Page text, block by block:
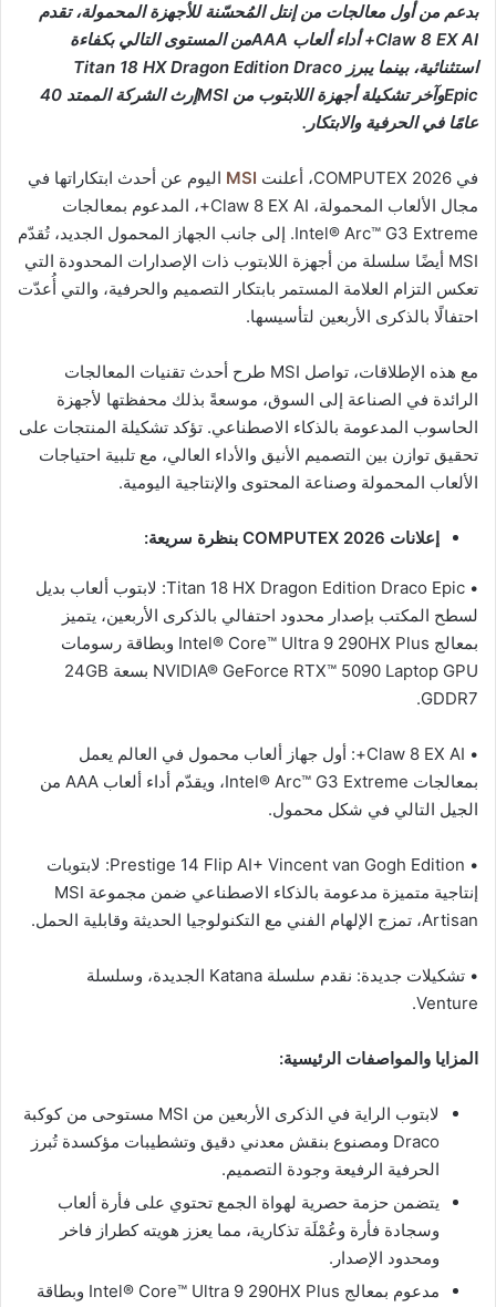
بدعم من أول معالجات من إنتل المُحسّنة للأجهزة المحمولة، تقدم
Claw 8 EX AI+ أداء ألعاب AAAمن المستوى التالي بكفاءة
استثنائية، بينما يبرز Titan 18 HX Dragon Edition Draco
Epicوآخر تشكيلة أجهزة اللابتوب من MSIإرث الشركة الممتد 40
عامًا في الحرفية والابتكار.
في COMPUTEX 2026، أعلنت MSI اليوم عن أحدث ابتكاراتها في
مجال الألعاب المحمولة، Claw 8 EX AI+، المدعوم بمعالجات
Intel® Arc™ G3 Extreme. إلى جانب الجهاز المحمول الجديد، تُقدّم
MSI أيضًا سلسلة من أجهزة اللابتوب ذات الإصدارات المحدودة التي
تعكس التزام العلامة المستمر بابتكار التصميم والحرفية، والتي أُعدّت
احتفالًا بالذكرى الأربعين لتأسيسها.
مع هذه الإطلاقات، تواصل MSI طرح أحدث تقنيات المعالجات
الرائدة في الصناعة إلى السوق، موسعةً بذلك محفظتها لأجهزة
الحاسوب المدعومة بالذكاء الاصطناعي. تؤكد تشكيلة المنتجات على
تحقيق توازن بين التصميم الأنيق والأداء العالي، مع تلبية احتياجات
الألعاب المحمولة وصناعة المحتوى والإنتاجية اليومية.
إعلانات COMPUTEX 2026 بنظرة سريعة:
• Titan 18 HX Dragon Edition Draco Epic: لابتوب ألعاب بديل
لسطح المكتب بإصدار محدود احتفالي بالذكرى الأربعين، يتميز
بمعالج Intel® Core™ Ultra 9 290HX Plus وبطاقة رسومات
NVIDIA® GeForce RTX™ 5090 Laptop GPU بسعة 24GB
GDDR7.
• Claw 8 EX AI+: أول جهاز ألعاب محمول في العالم يعمل
بمعالجات Intel® Arc™ G3 Extreme، ويقدّم أداء ألعاب AAA من
الجيل التالي في شكل محمول.
• Prestige 14 Flip AI+ Vincent van Gogh Edition: لابتوبات
إنتاجية متميزة مدعومة بالذكاء الاصطناعي ضمن مجموعة MSI
Artisan، تمزج الإلهام الفني مع التكنولوجيا الحديثة وقابلية الحمل.
• تشكيلات جديدة: نقدم سلسلة Katana الجديدة، وسلسلة
Venture.
المزايا والمواصفات الرئيسية:
لابتوب الراية في الذكرى الأربعين من MSI مستوحى من كوكبة
Draco ومصنوع بنقش معدني دقيق وتشطيبات مؤكسدة تُبرز
الحرفية الرفيعة وجودة التصميم.
يتضمن حزمة حصرية لهواة الجمع تحتوي على فأرة ألعاب
وسجادة فأرة وعُمْلَة تذكارية، مما يعزز هويته كطراز فاخر
ومحدود الإصدار.
مدعوم بمعالج Intel® Core™ Ultra 9 290HX Plus وبطاقة